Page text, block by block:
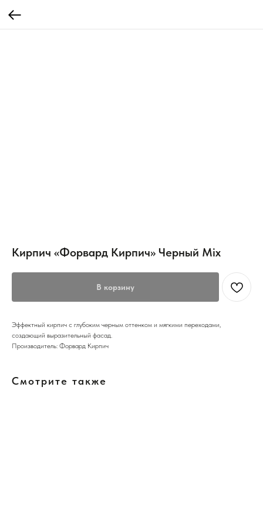
Кирпич «Форвард Кирпич» Черный Mix
В корзину
Эффектный кирпич с глубоким черным оттенком и мягкими переходами,
создающий выразительный фасад.
Производитель: Форвард Кирпич
Смотрите также